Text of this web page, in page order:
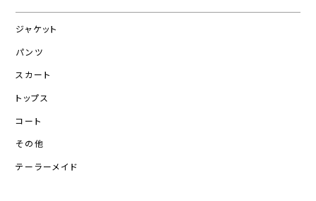
ジャケット
パンツ
スカート
トップス
コート
その他
テーラーメイド